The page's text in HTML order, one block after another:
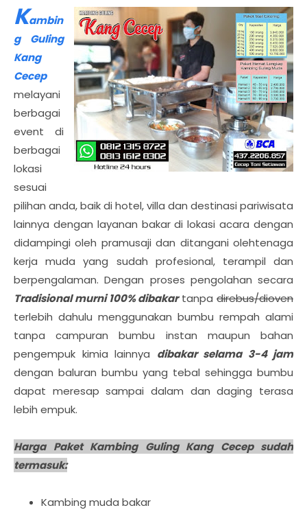
Kambin
g Guling
Kang
Cecep
melayani
berbagai
event di
berbagai
lokasi
sesuai
pilihan anda, baik di hotel, villa dan destinasi pariwisata
lainnya dengan layanan bakar di lokasi acara dengan
didampingi oleh pramusaji dan ditangani olehtenaga
kerja muda yang sudah profesional, terampil dan
berpengalaman. Dengan proses pengolahan secara
Tradisional murni 100% dibakartanpadirebus/dioven
terlebih dahulu menggunakan bumbu rempah alami
tanpa campuran bumbu instan maupun bahan
pengempuk kimia lainnya dibakar selama 3-4 jam
dengan baluran bumbu yang tebal sehingga bumbu
dapat meresap sampai dalam dan daging terasa
lebih empuk.
Harga Paket Kambing Guling Kang Cecep sudah
termasuk:
Kambing muda bakar